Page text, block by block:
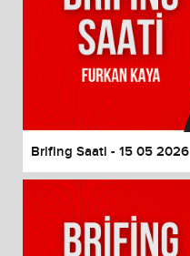
Brifing Saati - 15 05 2026